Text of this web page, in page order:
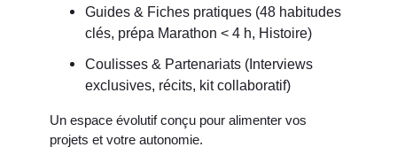
Guides & Fiches pratiques (48 habitudes
clés, prépa Marathon < 4 h, Histoire)
Coulisses & Partenariats (Interviews
exclusives, récits, kit collaboratif)
Un espace évolutif conçu pour alimenter vos
projets et votre autonomie.